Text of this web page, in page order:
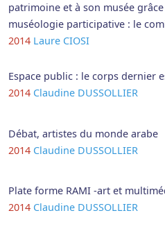
patrimoine et à son musée
muséologie participative : le
2014 Laure CIOSI
Espace public : le corps dernier
2014 Claudine DUSSOLLIER
Débat, artistes du monde arabe
2014 Claudine DUSSOLLIER
Plate forme RAMI -art et
2014 Claudine DUSSOLLIER